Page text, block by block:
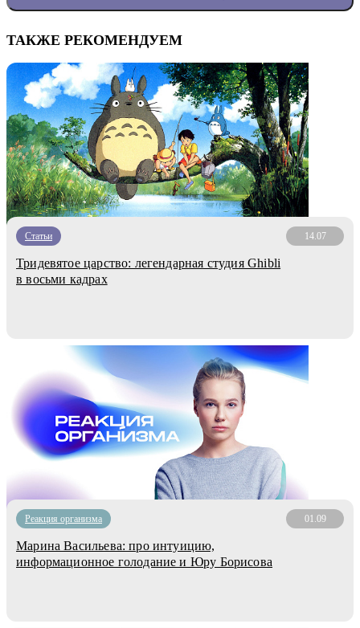
ТАКЖЕ РЕКОМЕНДУЕМ
Статьи 14.07
Тридевятое царство: легендарная студия Ghibli
в восьми кадрах
Реакция организма 01.09
Марина Васильева: про интуицию,
информационное голодание и Юру Борисова